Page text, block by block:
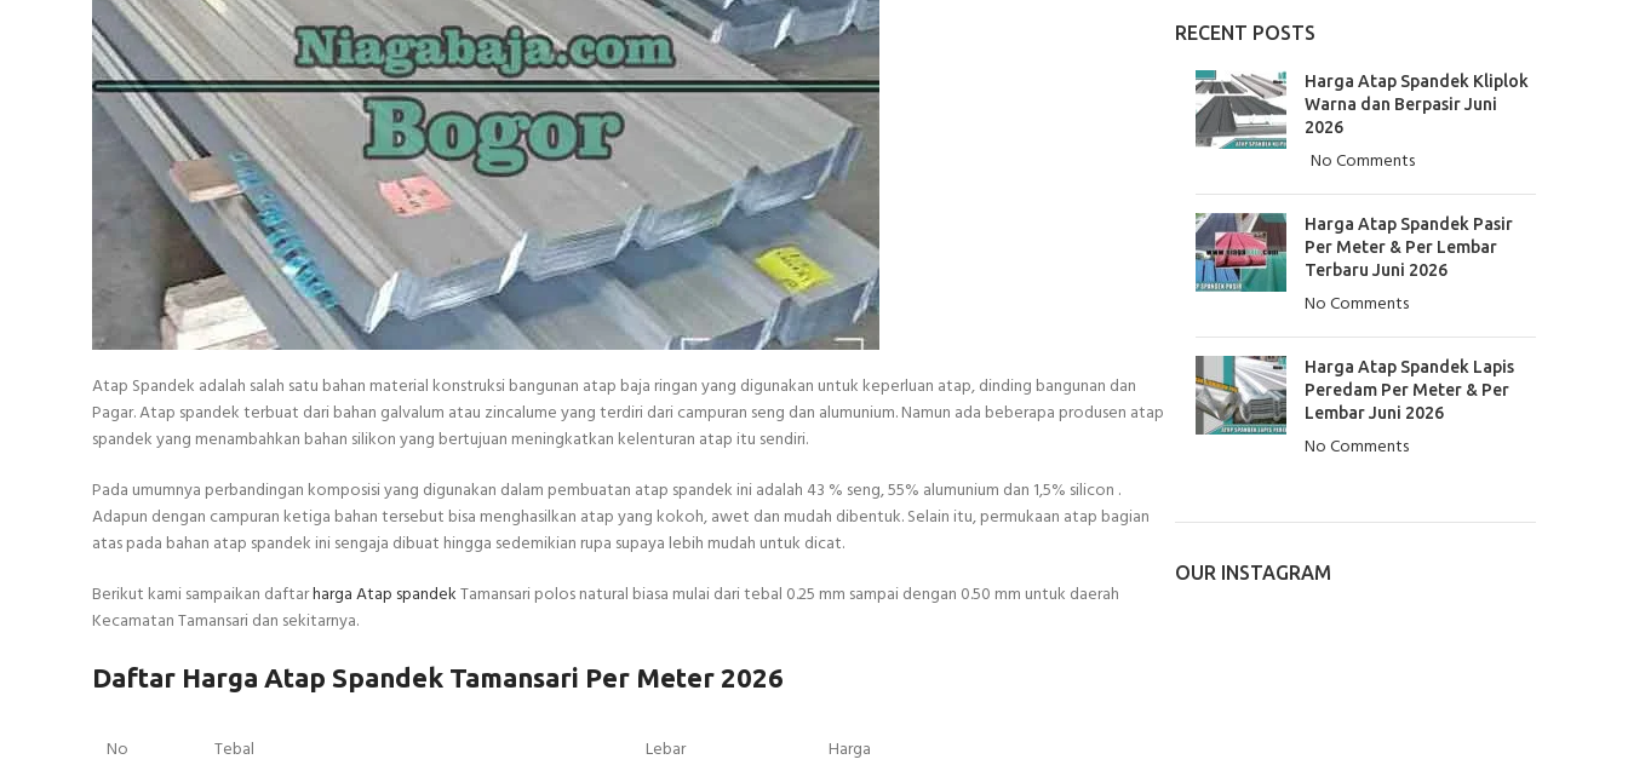
Atap Spandek adalah salah satu bahan material konstruksi bangunan atap baja ringan yang digunakan untuk keperluan atap, dinding bangunan dan
Pagar. Atap spandek terbuat dari bahan galvalum atau zincalume yang terdiri dari campuran seng dan alumunium. Namun ada beberapa produsen atap
spandek yang menambahkan bahan silikon yang bertujuan meningkatkan kelenturan atap itu sendiri.
Pada umumnya perbandingan komposisi yang digunakan dalam pembuatan atap spandek ini adalah 43 % seng, 55% alumunium dan 1,5% silicon .
Adapun dengan campuran ketiga bahan tersebut bisa menghasilkan atap yang kokoh, awet dan mudah dibentuk. Selain itu, permukaan atap bagian
atas pada bahan atap spandek ini sengaja dibuat hingga sedemikian rupa supaya lebih mudah untuk dicat.
Berikut kami sampaikan daftarharga Atap spandekTamansari polos natural biasa mulai dari tebal 0.25 mm sampai dengan 0.50 mm untuk daerah
Kecamatan Tamansari dan sekitarnya.
Daftar Harga Atap Spandek Tamansari Per Meter 2026
No Tebal Lebar Harga
RECENT POSTS
Harga Atap Spandek Kliplok
Warna dan Berpasir Juni
2026
No Comments
Harga Atap Spandek Pasir
Per Meter & Per Lembar
Terbaru Juni 2026
No Comments
Harga Atap Spandek Lapis
Peredam Per Meter & Per
Lembar Juni 2026
No Comments
OUR INSTAGRAM